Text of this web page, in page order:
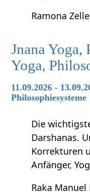
Ramona
Jnana Yoga,
Yoga,
11.09.2026 -
Philosophiesysteme
Die
Darshanas.
Korrekturen
Anfänger,
Raka